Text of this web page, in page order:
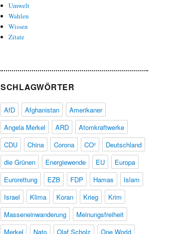
Umwelt
Wahlen
Wissen
Zitate
SCHLAGWÖRTER
AfD Afghanistan
Amerikaner
Angela Merkel
ARD
Atomkraftwerke
CDU
China Corona CO²
Deutschland
die Grünen
Energiewende EU
Europa
Eurorettung
EZB FDP Hamas
Islam
Israel
Klima Koran Krieg
Krim
Masseneinwanderung
Meinungsfreiheit
Merkel
Nato Olaf Scholz
One World